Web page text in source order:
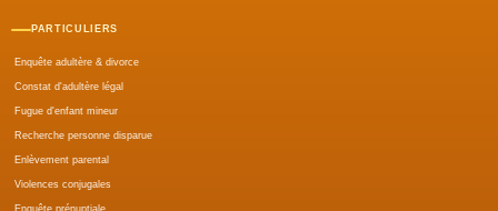
PARTICULIERS
Enquête adultère & divorce
Constat d'adultère légal
Fugue d'enfant mineur
Recherche personne disparue
Enlèvement parental
Violences conjugales
Enquête prénuptiale